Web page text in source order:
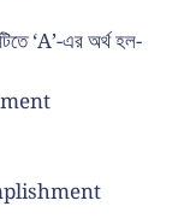
‘A’-এর অর্থ হল-